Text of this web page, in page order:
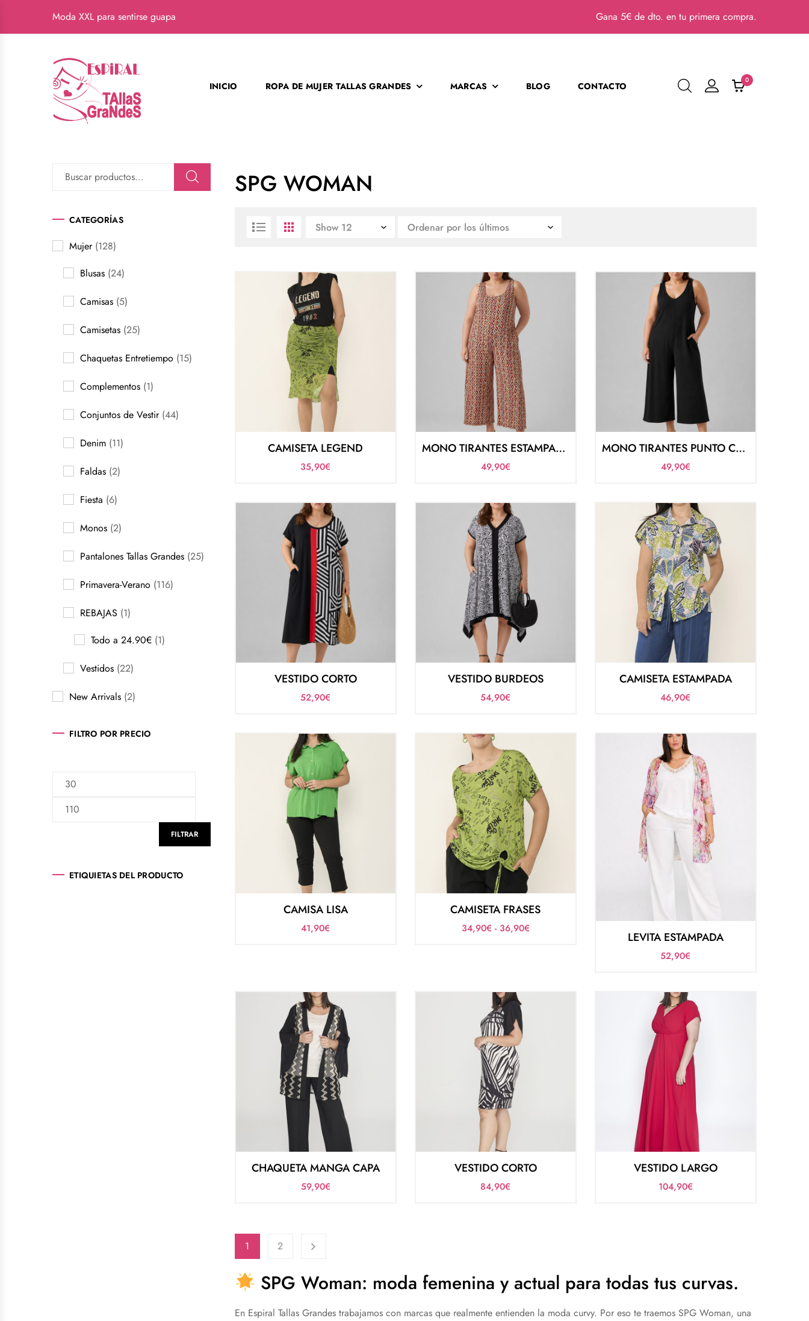
Moda XXL para sentirse guapa Gana 5€ de dto. en tu primera compra.
INICIO ROPA DE MUJER TALLAS GRANDES MARCAS BLOG CONTACTO
0
SPG WOMAN
CAMISETA LEGEND
35,90€
MONO TIRANTES ESTAMPADO
49,90€
MONO TIRANTES PUNTO CANALE
49,90€
VESTIDO CORTO
52,90€
VESTIDO BURDEOS
54,90€
CAMISETA ESTAMPADA
46,90€
CAMISA LISA
41,90€
CAMISETA FRASES
34,90€ - 36,90€
LEVITA ESTAMPADA
52,90€
CHAQUETA MANGA CAPA
59,90€
VESTIDO CORTO
84,90€
VESTIDO LARGO
104,90€
1 2
SPG Woman: moda femenina y actual para todas tus curvas.
En Espiral Tallas Grandes trabajamos con marcas que realmente entienden la moda curvy. Por eso te traemos SPG Woman, una
CATEGORÍAS
Mujer (128)
Blusas (24)
Camisas (5)
Camisetas (25)
Chaquetas Entretiempo (15)
Complementos (1)
Conjuntos de Vestir (44)
Denim (11)
Faldas (2)
Fiesta (6)
Monos (2)
Pantalones Tallas Grandes (25)
Primavera-Verano (116)
REBAJAS (1)
Todo a 24.90€ (1)
Vestidos (22)
New Arrivals (2)
FILTRO POR PRECIO
FILTRAR
ETIQUIETAS DEL PRODUCTO